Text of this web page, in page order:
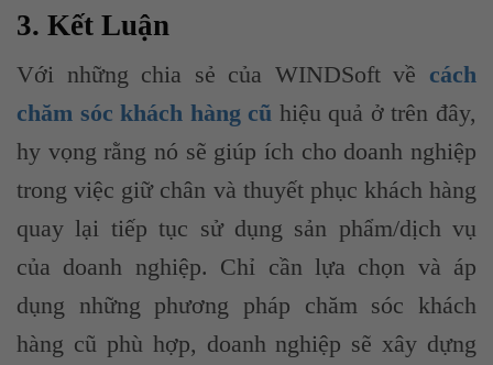
3. Kết Luận
Với những chia sẻ của WINDSoft về cách
chăm sóc khách hàng cũ hiệu quả ở trên đây,
hy vọng rằng nó sẽ giúp ích cho doanh nghiệp
trong việc giữ chân và thuyết phục khách hàng
quay lại tiếp tục sử dụng sản phẩm/dịch vụ
của doanh nghiệp. Chỉ cần lựa chọn và áp
dụng những phương pháp chăm sóc khách
hàng cũ phù hợp, doanh nghiệp sẽ xây dựng